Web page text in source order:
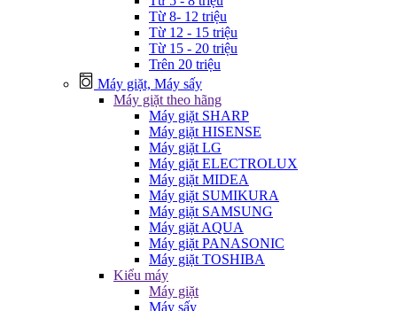
Từ 8- 12 triệu
Từ 12 - 15 triệu
Từ 15 - 20 triệu
Trên 20 triệu
Máy giặt, Máy sấy
Máy giặt theo hãng
Máy giặt SHARP
Máy giặt HISENSE
Máy giặt LG
Máy giặt ELECTROLUX
Máy giặt MIDEA
Máy giặt SUMIKURA
Máy giặt SAMSUNG
Máy giặt AQUA
Máy giặt PANASONIC
Máy giặt TOSHIBA
Kiểu máy
Máy giặt
Máy sấy